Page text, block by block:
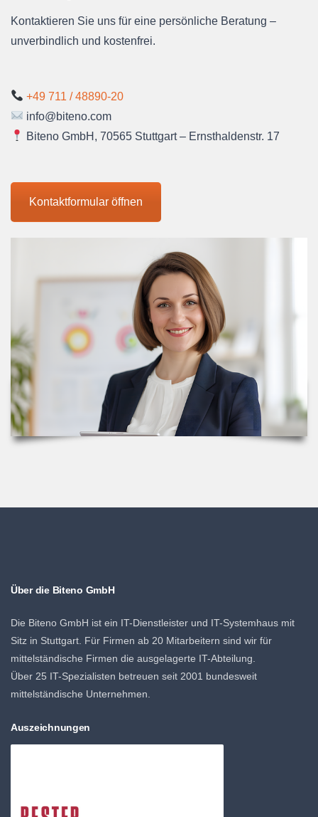
Kontaktieren Sie uns für eine persönliche Beratung –
unverbindlich und kostenfrei.
+49 711 / 48890-20
info@biteno.com
Biteno GmbH, 70565 Stuttgart – Ernsthaldenstr. 17
Kontaktformular öffnen
Über die Biteno GmbH
Die Biteno GmbH ist ein IT-Dienstleister und IT-Systemhaus mit
Sitz in Stuttgart. Für Firmen ab 20 Mitarbeitern sind wir für
mittelständische Firmen die ausgelagerte IT-Abteilung.
Über 25 IT-Spezialisten betreuen seit 2001 bundesweit
mittelständische Unternehmen.
Auszeichnungen